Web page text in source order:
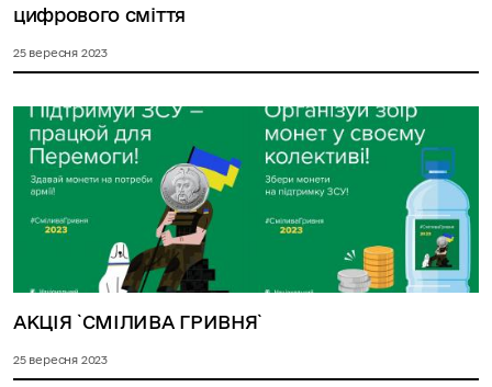
цифрового сміття
25 вересня 2023
АКЦІЯ `СМІЛИВА ГРИВНЯ`
25 вересня 2023